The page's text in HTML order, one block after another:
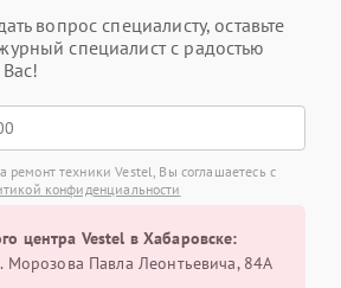
вопрос специалисту, оставьте
специалист с радостью
ремонт техники Vestel, Вы соглашаетесь с
конфиденциальности
центра Vestel в Хабаровске:
Морозова Павла Леонтьевича, 84А